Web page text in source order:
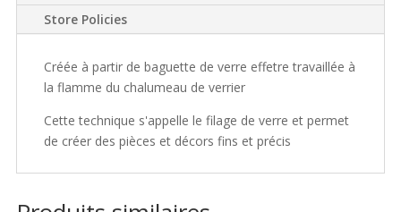
Store Policies
Créée à partir de baguette de verre effetre travaillée à
la flamme du chalumeau de verrier
Cette technique s'appelle le filage de verre et permet
de créer des pièces et décors fins et précis